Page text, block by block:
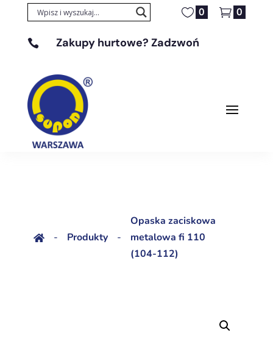
0 0
 Zakupy hurtowe? Zadzwoń
 - Produkty -
Opaska zaciskowa
metalowa fi 110
(104-112)